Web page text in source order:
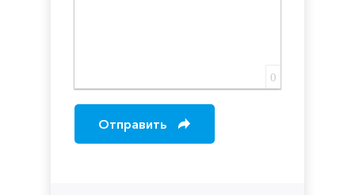
0
Отправить